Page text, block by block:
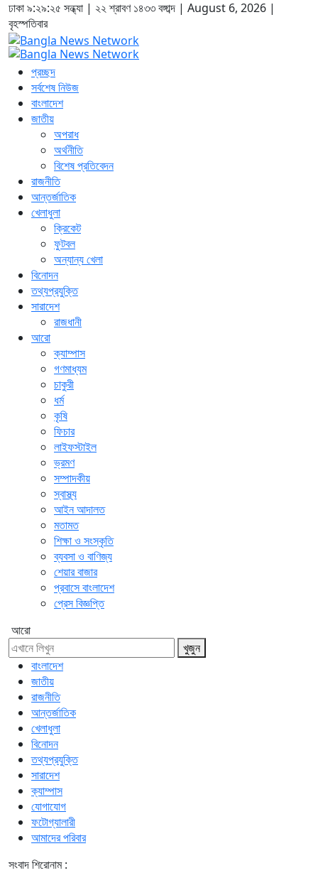
ঢাকা৯:২৯:২৬ সন্ধ্যা | ২২ শ্রাবণ ১৪৩৩ বঙ্গাব্দ | August 6, 2026 |
বৃহস্পতিবার
প্রচ্ছদ
সর্বশেষ নিউজ
বাংলাদেশ
জাতীয়
অপরাধ
অর্থনীতি
বিশেষ প্রতিবেদন
রাজনীতি
আন্তর্জাতিক
খেলাধুলা
ক্রিকেট
ফুটবল
অন্যান্য খেলা
বিনোদন
তথ্যপ্রযুক্তি
সারাদেশ
রাজধানী
আরো
ক্যাম্পাস
গণমাধ্যম
চাকুরী
ধর্ম
কৃষি
ফিচার
লাইফস্টাইল
ভ্রমণ
সম্পাদকীয়
স্বাস্থ্য
আইন আদালত
মতামত
শিক্ষা ও সংস্কৃতি
ব্যবসা ও বাণিজ্য
শেয়ার বাজার
প্রবাসে বাংলাদেশ
প্রেস বিজ্ঞপ্তি
আরো
খুজুন
বাংলাদেশ
জাতীয়
রাজনীতি
আন্তর্জাতিক
খেলাধুলা
বিনোদন
তথ্যপ্রযুক্তি
সারাদেশ
ক্যাম্পাস
যোগাযোগ
ফটোগ্যালারী
আমাদের পরিবার
সংবাদ শিরোনাম :